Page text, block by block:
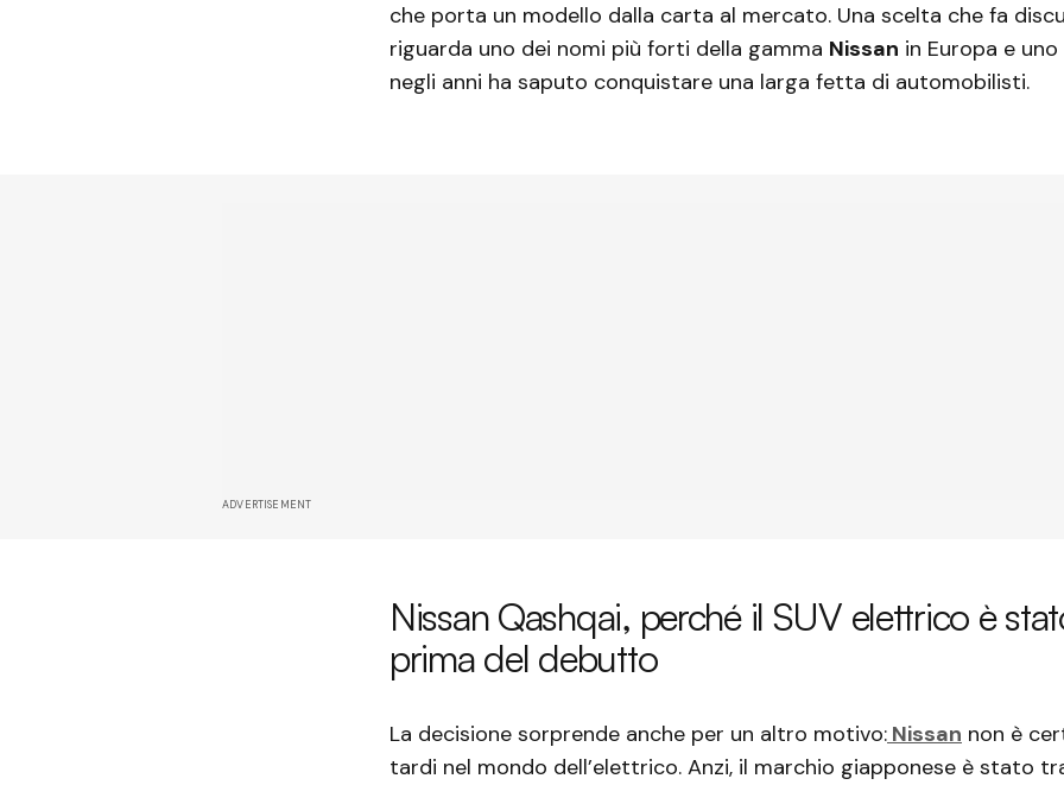
che porta un modello dalla carta al mercato. Una scelta che fa
riguarda uno dei nomi più forti della gamma Nissan in Europa e
negli anni ha saputo conquistare una larga fetta di automobilisti.
ADVERTISEMENT
Nissan Qashqai, perché il SUV elettrico è
prima del debutto
La decisione sorprende anche per un altro motivo: Nissan non è
tardi nel mondo dell’elettrico. Anzi, il marchio giapponese è stato